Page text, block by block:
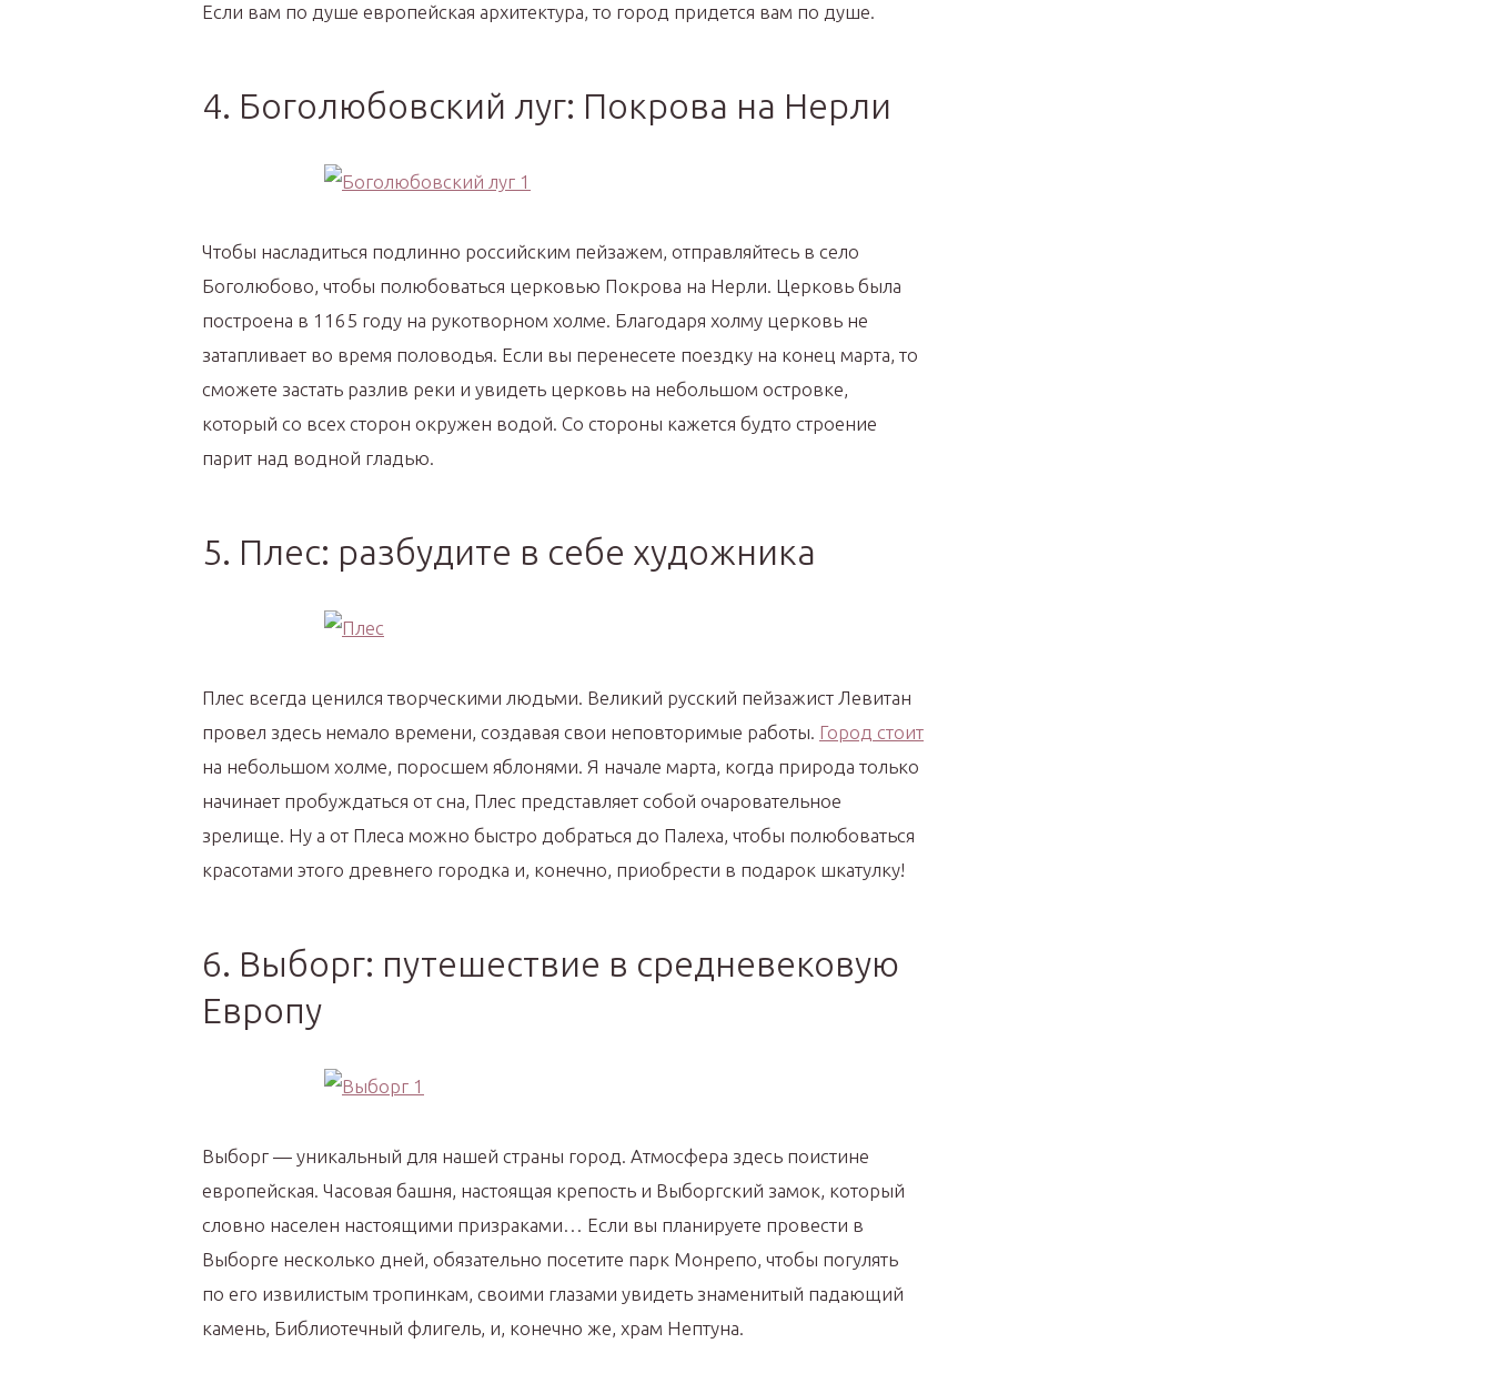
Если вам по душе европейская архитектура, то город придется вам по душе.
4. Боголюбовский луг: Покрова на Нерли
Чтобы насладиться подлинно российским пейзажем, отправляйтесь в село
Боголюбово, чтобы полюбоваться церковью Покрова на Нерли. Церковь была
построена в 1165 году на рукотворном холме. Благодаря холму церковь не
затапливает во время половодья. Если вы перенесете поездку на конец марта, то
сможете застать разлив реки и увидеть церковь на небольшом островке,
который со всех сторон окружен водой. Со стороны кажется будто строение
парит над водной гладью.
5. Плес: разбудите в себе художника
Плес всегда ценился творческими людьми. Великий русский пейзажист Левитан
провел здесь немало времени, создавая свои неповторимые работы. Город стоит
на небольшом холме, поросшем яблонями. Я начале марта, когда природа только
начинает пробуждаться от сна, Плес представляет собой очаровательное
зрелище. Ну а от Плеса можно быстро добраться до Палеха, чтобы полюбоваться
красотами этого древнего городка и, конечно, приобрести в подарок шкатулку!
6. Выборг: путешествие в средневековую
Европу
Выборг — уникальный для нашей страны город. Атмосфера здесь поистине
европейская. Часовая башня, настоящая крепость и Выборгский замок, который
словно населен настоящими призраками… Если вы планируете провести в
Выборге несколько дней, обязательно посетите парк Монрепо, чтобы погулять
по его извилистым тропинкам, своими глазами увидеть знаменитый падающий
камень, Библиотечный флигель, и, конечно же, храм Нептуна.